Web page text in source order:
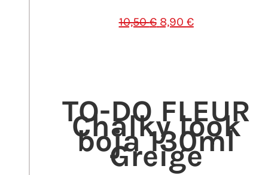
10,50€ Izvorna
8,90 €Trenutna
TO-DO FLEUR
Chalky look
boja 130ml
Greige